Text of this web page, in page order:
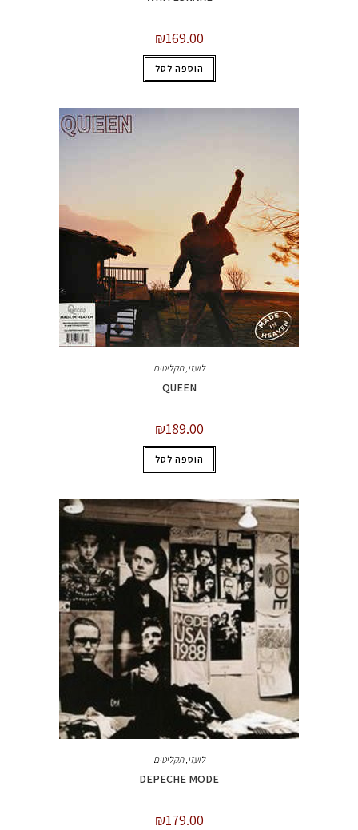
₪169.00
הוספה לסל
לועזי,תקליטים
QUEEN
₪189.00
הוספה לסל
לועזי ,תקליטים
DEPECHE MODE
₪179.00